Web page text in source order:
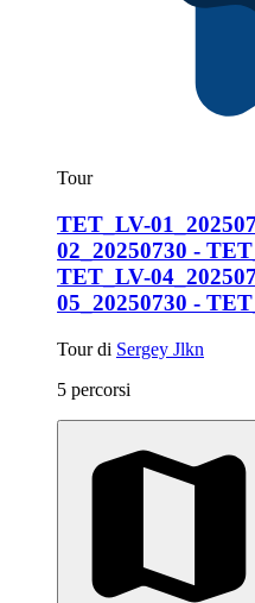
Tour
TET_LV-
02_20250730 -
TET_LV-
05_20250730 -
Tour di Sergey Jlkn
5 percorsi